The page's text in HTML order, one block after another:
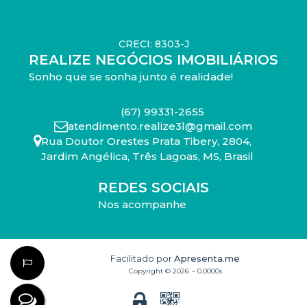
CRECI: 8303-J
REALIZE NEGÓCIOS IMOBILIÁRIOS
Sonho que se sonha junto é realidade!
(67) 99331-2655
atendimento.realize3l@gmail.com
Rua Doutor Orestes Prata Tibery, 2804,
Jardim Angélica, Três Lagoas, MS, Brasil
REDES SOCIAIS
Nos acompanhe
Facilitado porApresenta.me
Copyright © 2026 ~ 0.0000s